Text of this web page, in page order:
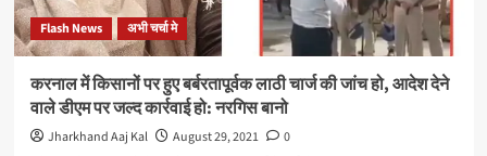
राष्ट्रीय
महामंत्री
एवम
झारखंड
प्रदेश
प्रभारी
Flash News अभी चर्चा मे
करनाल में किसानों पर हुए बर्बरतापूर्वक लाठी चार्ज की जांच हो, आदेश देने
वाले डीएम पर जल्द कार्रवाई हो: नरगिस बानो
Jharkhand Aaj Kal August 29, 2021
0